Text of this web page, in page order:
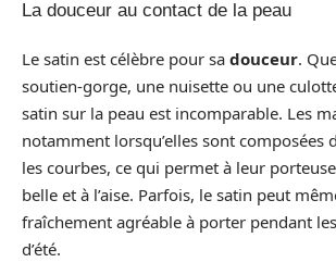
La douceur au contact de la peau
Le satin est célèbre pour sa douceur.
soutien-gorge, une nuisette ou une
satin sur la peau est incomparable. Les
notamment lorsqu’elles sont composées
les courbes, ce qui permet à leur
belle et à l’aise. Parfois, le satin peut
fraîchement agréable à porter pendant
d’été.